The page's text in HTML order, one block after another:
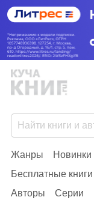
Жанры Новинки
Бесплатные книги
Авторы
Серии